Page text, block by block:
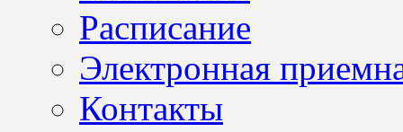
Расписание
Электронная
Контакты